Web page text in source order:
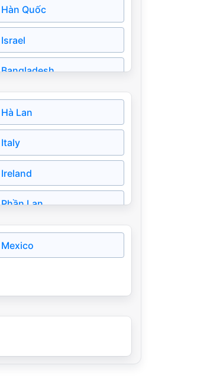
Hàn Quốc
Israel
Bangladesh
Bahrain
Hà Lan
Italy
Ireland
Phần Lan
Romania
North Macedonia
Mexico